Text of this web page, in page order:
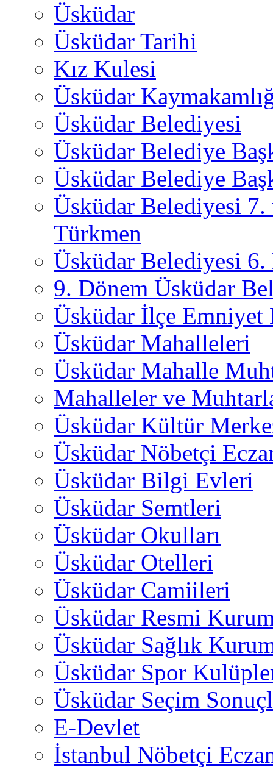
Üsküdar
Üsküdar Tarihi
Kız Kulesi
Üsküdar
Üsküdar Belediyesi
Üsküdar Belediye
Üsküdar Belediye
Üsküdar Belediyesi
Türkmen
Üsküdar Belediyesi 6.
9. Dönem Üsküdar
Üsküdar İlçe
Üsküdar Mahalleleri
Üsküdar Mahalle
Mahalleler ve
Üsküdar Kültür
Üsküdar Nöbetçi
Üsküdar Bilgi Evleri
Üsküdar Semtleri
Üsküdar Okulları
Üsküdar Otelleri
Üsküdar Camiileri
Üsküdar Resmi
Üsküdar Sağlık
Üsküdar Spor
Üsküdar Seçim
E-Devlet
İstanbul Nöbetçi